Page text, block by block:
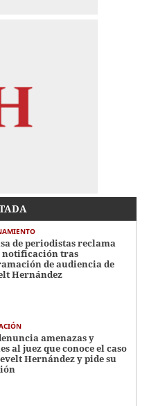
de periodistas reclama
notificación tras
de audiencia de
Hernández
amenazas y
al juez que conoce el caso
Hernández y pide su